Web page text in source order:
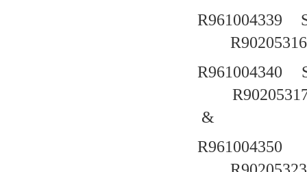
R961004339
R961004340
&
R961004350